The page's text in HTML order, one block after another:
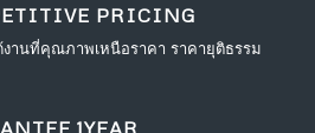
PRICING
านที่คุณภาพเหนือราคา ราคายุติธรรม